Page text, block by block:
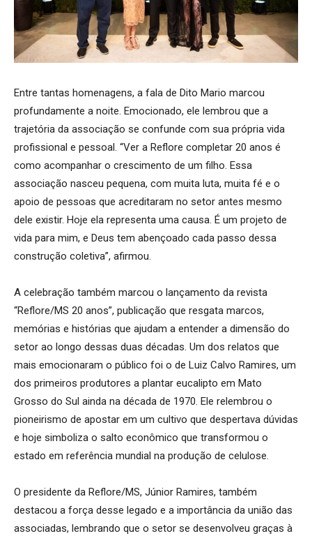
Entre tantas homenagens, a fala de Dito Mario marcou
profundamente a noite. Emocionado, ele lembrou que a
trajetória da associação se confunde com sua própria vida
profissional e pessoal. “Ver a Reflore completar 20 anos é
como acompanhar o crescimento de um filho. Essa
associação nasceu pequena, com muita luta, muita fé e o
apoio de pessoas que acreditaram no setor antes mesmo
dele existir. Hoje ela representa uma causa. É um projeto de
vida para mim, e Deus tem abençoado cada passo dessa
construção coletiva”, afirmou.
A celebração também marcou o lançamento da revista
“Reflore/MS 20 anos”, publicação que resgata marcos,
memórias e histórias que ajudam a entender a dimensão do
setor ao longo dessas duas décadas. Um dos relatos que
mais emocionaram o público foi o de Luiz Calvo Ramires, um
dos primeiros produtores a plantar eucalipto em Mato
Grosso do Sul ainda na década de 1970. Ele relembrou o
pioneirismo de apostar em um cultivo que despertava dúvidas
e hoje simboliza o salto econômico que transformou o
estado em referência mundial na produção de celulose.
O presidente da Reflore/MS, Júnior Ramires, também
destacou a força desse legado e a importância da união das
associadas, lembrando que o setor se desenvolveu graças à